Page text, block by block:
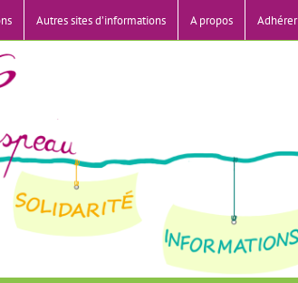
Autres sites d’informations A propos Adhérer